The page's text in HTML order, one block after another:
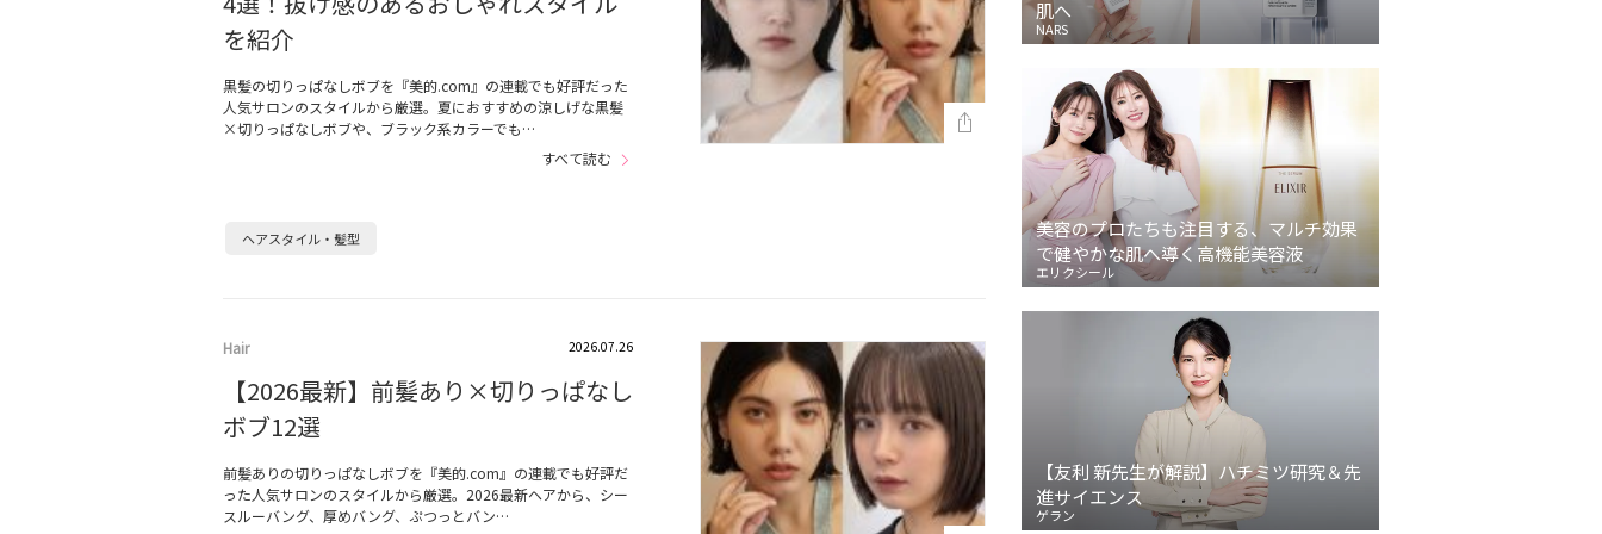
を紹介
黒髪の切りっぱなしボブを『美的.com』の連載でも好評だった
人気サロンのスタイルから厳選。夏におすすめの涼しげな黒髪
×切りっぱなしボブや、ブラック系カラーでも…
すべて読む
ヘアスタイル・髪型
Hair 2026.07.26
【2026最新】前髪あり×切りっぱなし
ボブ12選
前髪ありの切りっぱなしボブを『美的.com』の連載でも好評だ
った人気サロンのスタイルから厳選。2026最新ヘアから、シー
スルーバング、厚めバング、ぷつっとバン…
肌へ
NARS
美容のプロたちも注目する、マルチ効果
で健やかな肌へ導く高機能美容液
エリクシール
【友利 新先生が解説】ハチミツ研究＆先
進サイエンス
ゲラン